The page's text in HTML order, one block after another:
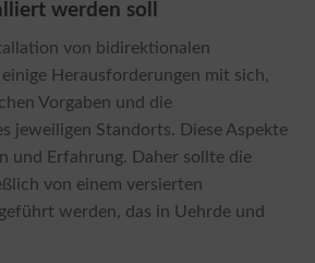
werden soll
von bidirektionalen
einige Herausforderungen mit sich,
Vorgaben und die
jeweiligen Standorts. Diese Aspekte
und Erfahrung. Daher sollte die
von einem versierten
werden, das in Uehrde und